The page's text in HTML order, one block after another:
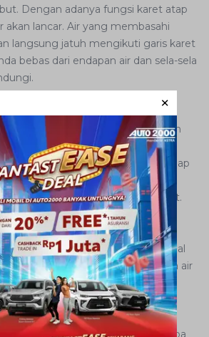
Dengan adanya fungsi karet atap
akan lancar. Air yang membasahi
langsung jatuh mengikuti garis karet
bebas dari endapan air dan sela-sela
TOYOTA AGYA DI SINI!
air
mobil akan selalu bersinggungan
tidak semua bagian mobil tahan
bagian mobil yang sensitif terhadap
terperangkap pada kabin akan
di dalam mobil meningkat.
menjadi lembap dan berbau tidak
atap mobil dapat mencegah hal
fungsi karet atap mobil, maka air
Penumpukan air pada atap yang
kabin pun bisa dihindari.
mempercantik mobil